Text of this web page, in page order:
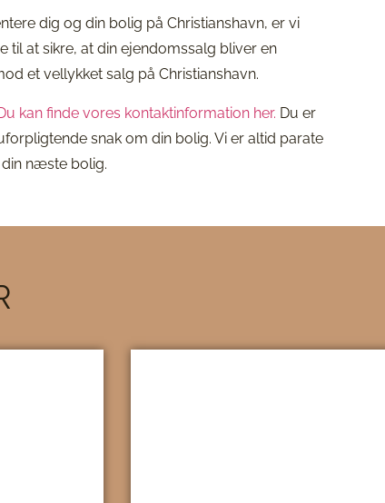
dig og din bolig på Christianshavn, er vi
at sikre, at din ejendomssalg bliver en
et vellykket salg på Christianshavn.
kan finde vores kontaktinformation her. Du er
snak om din bolig. Vi er altid parate
næste bolig.